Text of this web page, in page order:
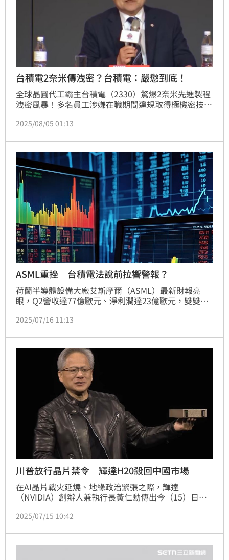
台積電2奈米傳洩密？台積電：嚴懲到底！
全球晶圓代工霸主台積電（2330）驚爆2奈米先進製程
洩密風暴！多名員工涉嫌在職期間違規取得極機密技術
製程已被列為《國家安全法》中的「國家核心關鍵技
2025/08/05 01:13
ASML重挫 台積電法說前拉響警報？
荷蘭半導體設備大廠艾斯摩爾（ASML）最新財報亮
眼，Q2營收達77億歐元、淨利潤達23億歐元，雙雙站
倒吸一口冷氣！管理層罕見示警，2026年恐將難以維
美股盤前也同步暴跌超過7%。
2025/07/16 11:13
川普放行晶片禁令 輝達H20殺回中國市場
在AI晶片戰火延燒、地緣政治緊張之際，輝達
（NVIDIA）創辦人兼執行長黃仁勳傳出今（15）日於
片對中國銷售，並將重啟交付。這不僅為輝達解套，也
光。
2025/07/15 10:42